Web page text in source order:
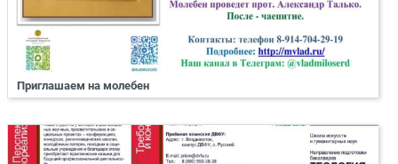
Приглашаем на молебен